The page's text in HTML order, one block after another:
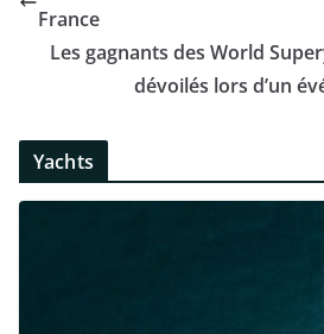
France
Les gagnants des World
dévoilés lors d’un
Yachts